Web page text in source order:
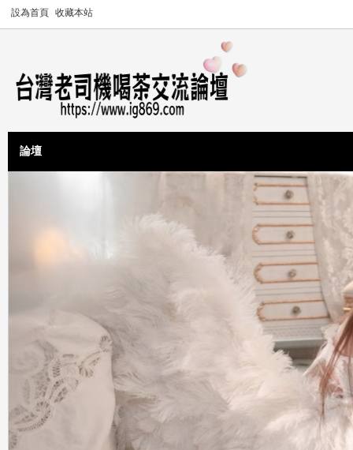
設為首頁 收藏本站
論壇